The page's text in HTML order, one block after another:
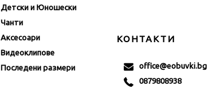
Детски и Юношески
Чанти
Аксесоари
Видеоклипове
Последени размери
КОНТАКТИ
office@eobuvki.bg
0879808938